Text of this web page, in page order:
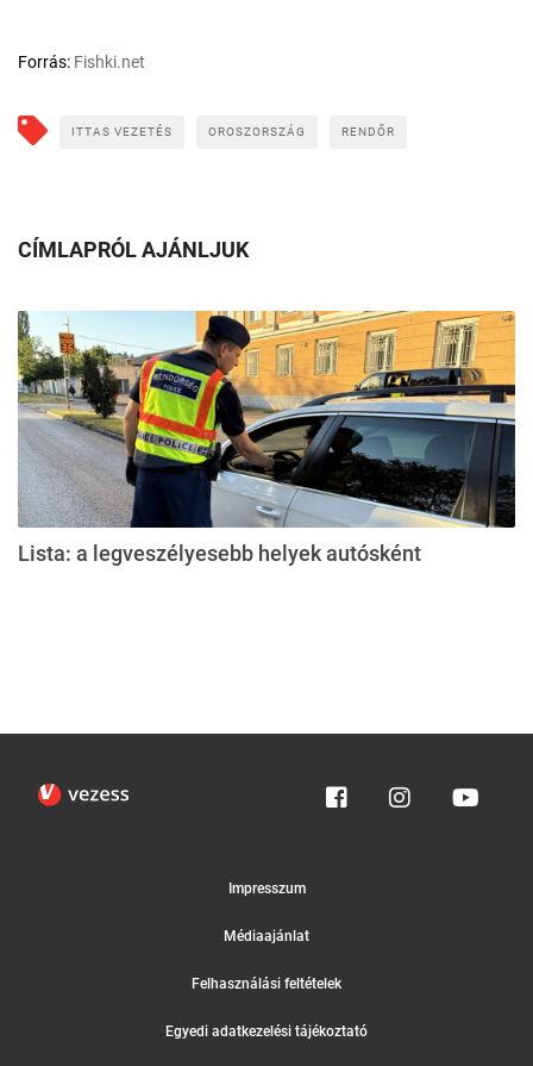
Forrás: Fishki.net
ITTAS VEZETÉS OROSZORSZÁG RENDŐR
CÍMLAPRÓL AJÁNLJUK
Lista: a legveszélyesebb helyek autósként
Impresszum
Médiaajánlat
Felhasználási feltételek
Egyedi adatkezelési tájékoztató